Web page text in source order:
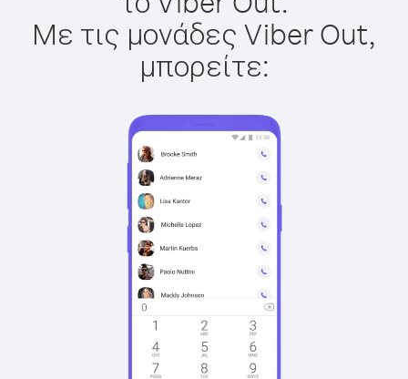
Με τις μονάδες Viber Out,
μπορείτε: